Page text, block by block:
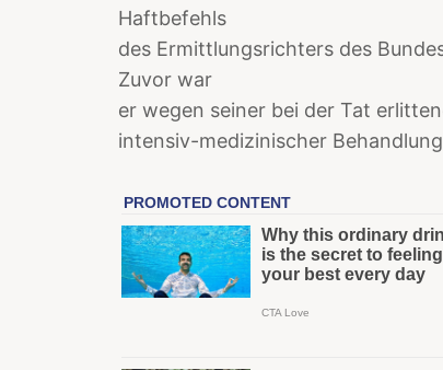
Haftbefehls
des Ermittlungsrichters des
Zuvor war
er wegen seiner bei der Tat
intensiv-medizinischer